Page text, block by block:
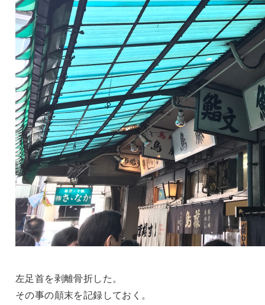
左足首を剥離骨折した。
その事の顛末を記録しておく。